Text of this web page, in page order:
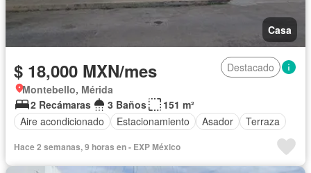
Casa
$ 18,000 MXN/mes
Destacado
Montebello, Mérida
2 Recámaras
3 Baños
151 m²
Aire acondicionado
Estacionamiento Asador Terraza
Hace 2 semanas, 9 horas en - EXP México